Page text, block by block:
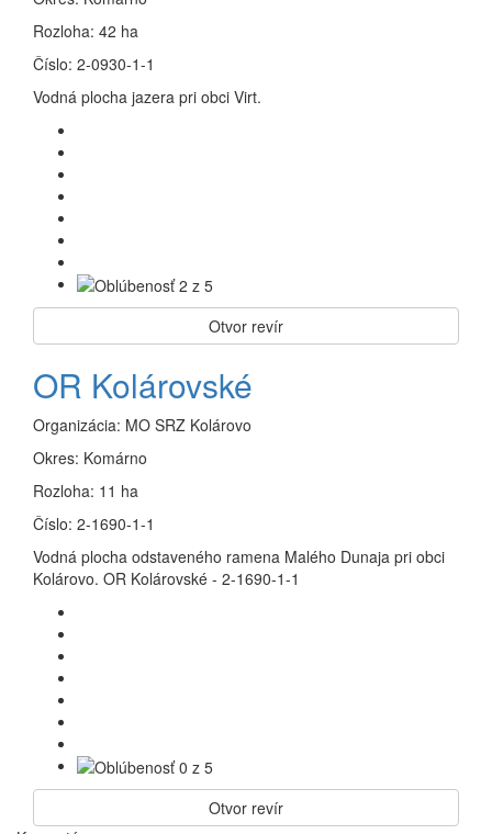
Rozloha: 42 ha
Číslo: 2-0930-1-1
Vodná plocha jazera pri obci Virt.
Otvor revír
OR Kolárovské
Organizácia: MO SRZ Kolárovo
Okres: Komárno
Rozloha: 11 ha
Číslo: 2-1690-1-1
Vodná plocha odstaveného ramena Malého Dunaja pri obci
Kolárovo. OR Kolárovské - 2-1690-1-1
Otvor revír